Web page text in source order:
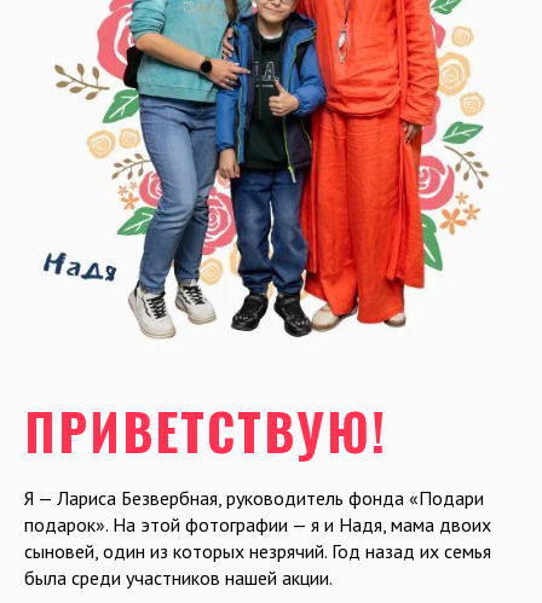
ПРИВЕТСТВУЮ!
Я — Лариса Безвербная, руководитель фонда «Подари
подарок». На этой фотографии — я и Надя, мама двоих
сыновей, один из которых незрячий. Год назад их семья
была среди участников нашей акции.